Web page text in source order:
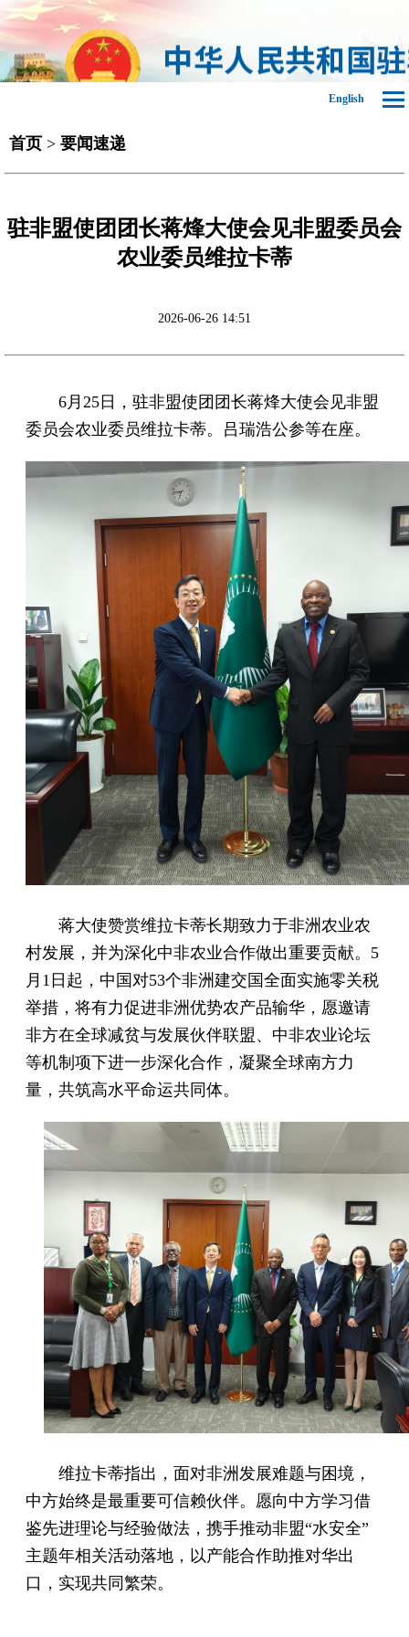
English
首页 > 要闻速递
驻非盟使团团长蒋烽大使会见非盟委员会
农业委员维拉卡蒂
2026-06-26 14:51
6月25日，驻非盟使团团长蒋烽大使会见非盟
委员会农业委员维拉卡蒂。吕瑞浩公参等在座。
蒋大使赞赏维拉卡蒂长期致力于非洲农业农
村发展，并为深化中非农业合作做出重要贡献。5
月1日起，中国对53个非洲建交国全面实施零关税
举措，将有力促进非洲优势农产品输华，愿邀请
非方在全球减贫与发展伙伴联盟、中非农业论坛
等机制项下进一步深化合作，凝聚全球南方力
量，共筑高水平命运共同体。
维拉卡蒂指出，面对非洲发展难题与困境，
中方始终是最重要可信赖伙伴。愿向中方学习借
鉴先进理论与经验做法，携手推动非盟“水安全”
主题年相关活动落地，以产能合作助推对华出
口，实现共同繁荣。